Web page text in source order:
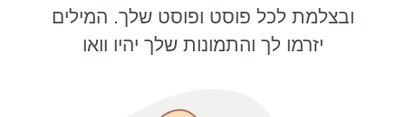
ובצלמת לכל פוסט ופוסט שלך. המילים
יזרמו לך והתמונות שלך יהיו וואו